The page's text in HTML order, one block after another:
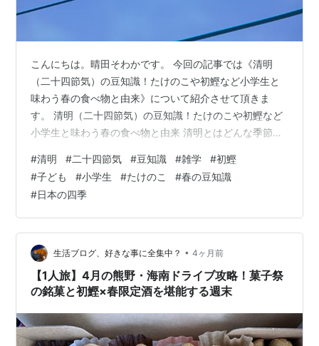
こんにちは。晴田そわかです。 今回の記事では《清明
（二十四節気）の豆知識！たけのこや初鰹など小学生と
味わう春の食べ物と由来》について紹介させて頂きま
す。 清明（二十四節気）の豆知識！たけのこや初鰹など
小学生と味わう春の食べ物と由来 清明とはどんな季節？
明の由来「清浄明潔」とは 清明の時期に小学生と味わい
たい！春の旬の食材と豆知識 ぐんぐん伸びる「たけの
こ」から生命力を学ぼう 縁起の良い「初鰹」で春を味わ
う 甘くて柔らかい「春キャベツ」と「新玉ねぎ」 小学生
の子どもと一緒に！清明の「食育」おすすめアクション
スーパーで一緒に「春探し」のお買い…
#清明 #二十四節気 #豆知識 #雑学 #初鰹
#子ども #小学生 #たけのこ #春の豆知識
#日本の四季
生活ブログ、好きな事に全集中？ • 4ヶ月前
【1人旅】4月の熊野・海南ドライブ攻略！菓子祭
の銘菓と初鰹×春限定酒を堪能する週末